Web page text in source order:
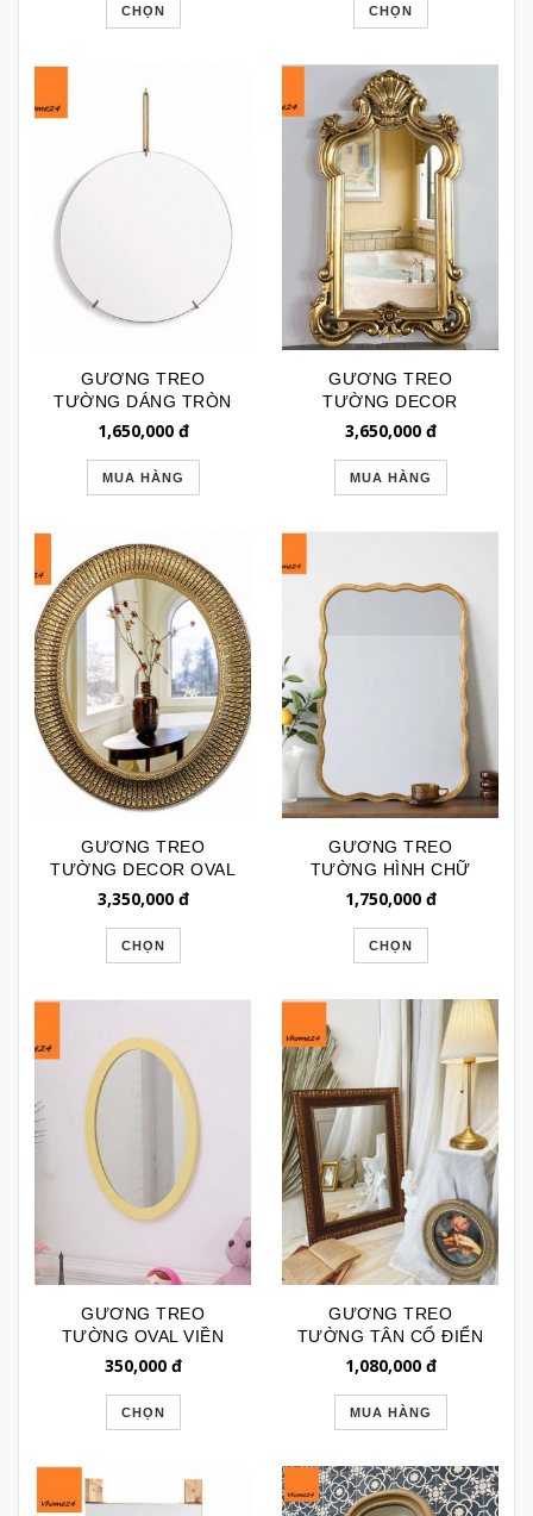
CHỌN CHỌN
GƯƠNG TREO
TƯỜNG DÁNG TRÒN
3 CHÂN KIM LOẠI
1,650,000đ
MUA HÀNG
GƯƠNG TREO
TƯỜNG DECOR
HOÀNG CUNG
3,650,000đ
MUA HÀNG
GƯƠNG TREO
TƯỜNG DECOR OVAL
VIỀN VẢY CÁ GTR117
3,350,000đ
CHỌN
GƯƠNG TREO
TƯỜNG HÌNH CHỮ
NHẬT VIỀN SÓNG GỖ
1,750,000đ
CHỌN
GƯƠNG TREO
TƯỜNG OVAL VIỀN
GỖ THÔNG DÀNH
GTR179
350,000đ
CHỌN
GƯƠNG TREO
TƯỜNG TÂN CỔ ĐIỂN
VIỀN NÂU SẪM CHẠM
1,080,000đ
MUA HÀNG